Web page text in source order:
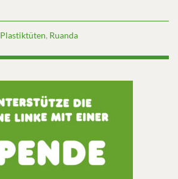
Plastiktüten, Ruanda